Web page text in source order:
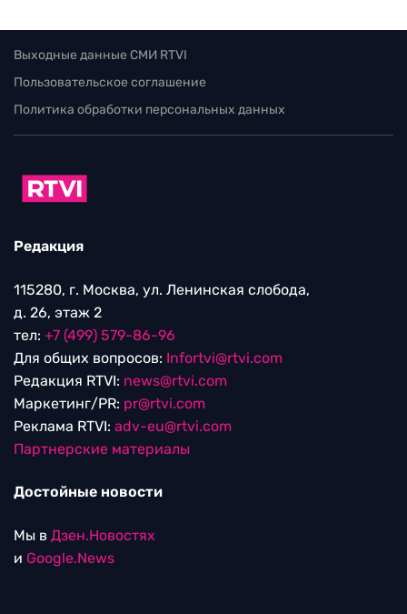
Выходные данные СМИ RTVI
Пользовательское соглашение
Политика обработки персональных данных
Редакция
115280, г. Москва, ул. Ленинская слобода,
д. 26, этаж 2
тел: +7 (499) 579-86-96
Для общих вопросов: Infortvi@rtvi.com
Редакция RTVI: news@rtvi.com
Маркетинг/PR: pr@rtvi.com
Реклама RTVI: adv-eu@rtvi.com
Партнерские материалы
Достойные новости
Мы в Дзен.Новостях
и Google.News